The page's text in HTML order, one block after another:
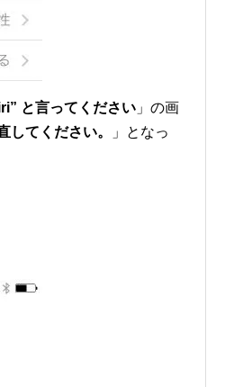
と言ってください 」の画
してください。
」となっ